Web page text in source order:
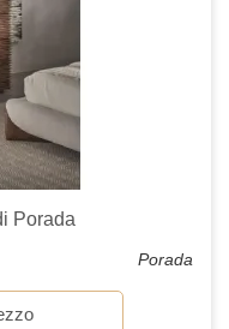
Porada
Porada